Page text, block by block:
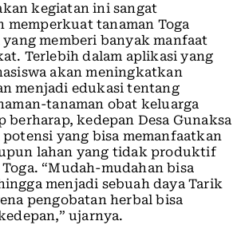
kegiatan ini sangat
memperkuat tanaman Toga
yang memberi banyak manfaat
Terlebih dalam aplikasi yang
akan meningkatkan
menjadi edukasi tentang
tanaman obat keluarga
berharap, kedepan Desa Gunaksa
yang bisa memanfaatkan
lahan yang tidak produktif
“Mudah-mudahan bisa
menjadi sebuah daya Tarik
pengobatan herbal bisa
ujarnya.